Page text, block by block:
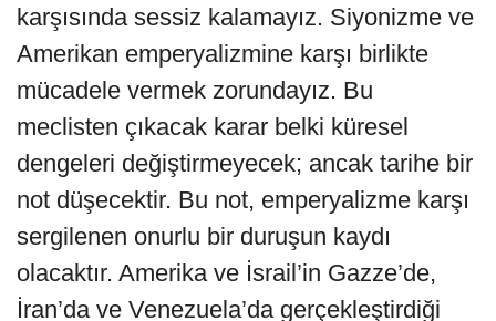
karşısında sessiz kalamayız. Siyonizme ve
Amerikan emperyalizmine karşı birlikte
mücadele vermek zorundayız. Bu
meclisten çıkacak karar belki küresel
dengeleri değiştirmeyecek; ancak tarihe bir
not düşecektir. Bu not, emperyalizme karşı
sergilenen onurlu bir duruşun kaydı
olacaktır. Amerika ve İsrail’in Gazze’de,
İran’da ve Venezuela’da gerçekleştirdiği